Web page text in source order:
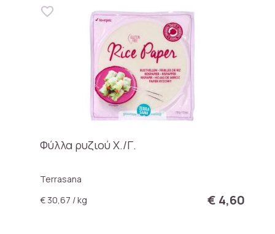
Φύλλα ρυζιού Χ./Γ.
Terrasana
€ 30,67 / kg
€ 4,60